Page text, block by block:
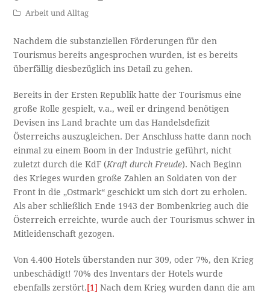
Arbeit und Alltag
Nachdem die substanziellen Förderungen für den
Tourismus bereits angesprochen wurden, ist es bereits
überfällig diesbezüglich ins Detail zu gehen.
Bereits in der Ersten Republik hatte der Tourismus eine
große Rolle gespielt, v.a., weil er dringend benötigen
Devisen ins Land brachte um das Handelsdefizit
Österreichs auszugleichen. Der Anschluss hatte dann noch
einmal zu einem Boom in der Industrie geführt, nicht
zuletzt durch die KdF (Kraft durch Freude). Nach Beginn
des Krieges wurden große Zahlen an Soldaten von der
Front in die „Ostmark“ geschickt um sich dort zu erholen.
Als aber schließlich Ende 1943 der Bombenkrieg auch die
Österreich erreichte, wurde auch der Tourismus schwer in
Mitleidenschaft gezogen.
Von 4.400 Hotels überstanden nur 309, oder 7%, den Krieg
unbeschädigt! 70% des Inventars der Hotels wurde
ebenfalls zerstört.[1] Nach dem Krieg wurden dann die am